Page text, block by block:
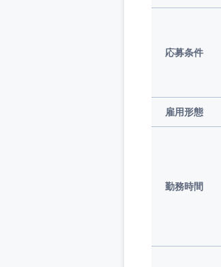
応募条件
雇用形態
勤務時間